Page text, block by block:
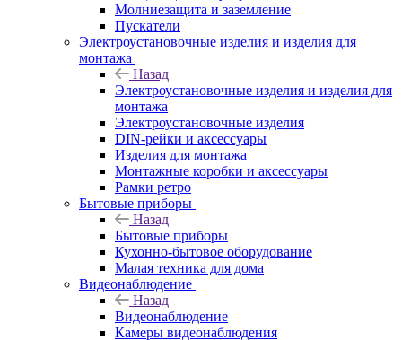
Молниезащита и заземление
Пускатели
Электроустановочные изделия и изделия для
монтажа
Назад
Электроустановочные изделия и изделия для
монтажа
Электроустановочные изделия
DIN-рейки и аксессуары
Изделия для монтажа
Монтажные коробки и аксессуары
Рамки ретро
Бытовые приборы
Назад
Бытовые приборы
Кухонно-бытовое оборудование
Малая техника для дома
Видеонаблюдение
Назад
Видеонаблюдение
Камеры видеонаблюдения